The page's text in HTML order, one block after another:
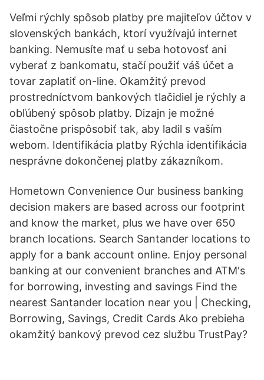
Veľmi rýchly spôsob platby pre majiteľov účtov v
slovenských bankách, ktorí využívajú internet
banking. Nemusíte mať u seba hotovosť ani
vyberať z bankomatu, stačí použiť váš účet a
tovar zaplatiť on-line. Okamžitý prevod
prostredníctvom bankových tlačidiel je rýchly a
obľúbený spôsob platby. Dizajn je možné
čiastočne prispôsobiť tak, aby ladil s vaším
webom. Identifikácia platby Rýchla identifikácia
nesprávne dokončenej platby zákazníkom.
Hometown Convenience Our business banking
decision makers are based across our footprint
and know the market, plus we have over 650
branch locations. Search Santander locations to
apply for a bank account online. Enjoy personal
banking at our convenient branches and ATM's
for borrowing, investing and savings Find the
nearest Santander location near you | Checking,
Borrowing, Savings, Credit Cards Ako prebieha
okamžitý bankový prevod cez službu TrustPay?